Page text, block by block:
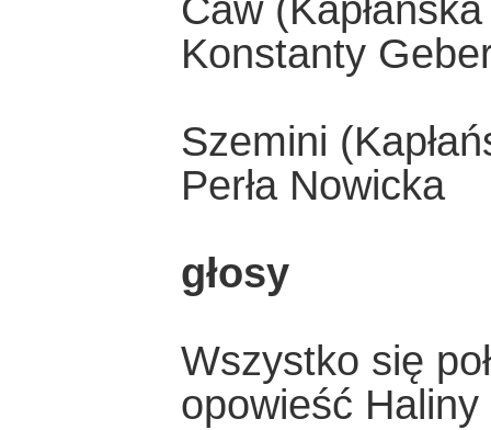
Caw
Konstanty
Szemini
Perła Nowicka
głosy
Wszystko się
opowieść